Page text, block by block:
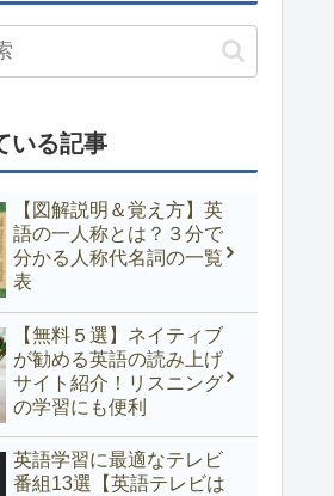
いる記事
【図解説明＆覚え方】英
語の一人称とは？３分で
分かる人称代名詞の一覧
表
【無料５選】ネイティブ
が勧める英語の読み上げ
サイト紹介！リスニング
の学習にも便利
英語学習に最適なテレビ
番組13選【英語テレビは